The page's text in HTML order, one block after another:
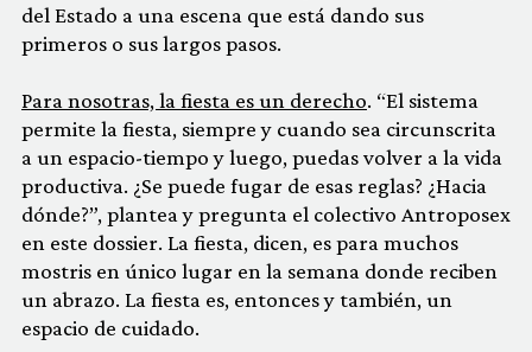
del Estado a una escena que está dando sus
primeros o sus largos pasos.
Para nosotras, la fiesta es un derecho. “El sistema
permite la fiesta, siempre y cuando sea circunscrita
a un espacio-tiempo y luego, puedas volver a la vida
productiva. ¿Se puede fugar de esas reglas? ¿Hacia
dónde?”, plantea y pregunta el colectivo Antroposex
en este dossier. La fiesta, dicen, es para muchos
mostris en único lugar en la semana donde reciben
un abrazo. La fiesta es, entonces y también, un
espacio de cuidado.